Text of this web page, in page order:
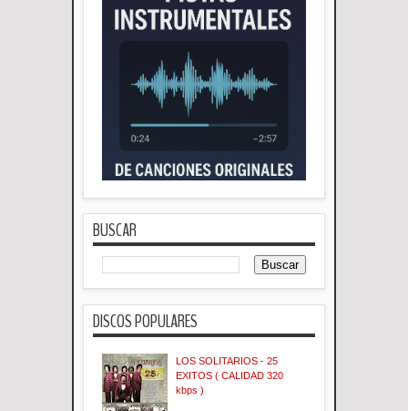
BUSCAR
DISCOS POPULARES
LOS SOLITARIOS - 25
EXITOS ( CALIDAD 320
kbps )